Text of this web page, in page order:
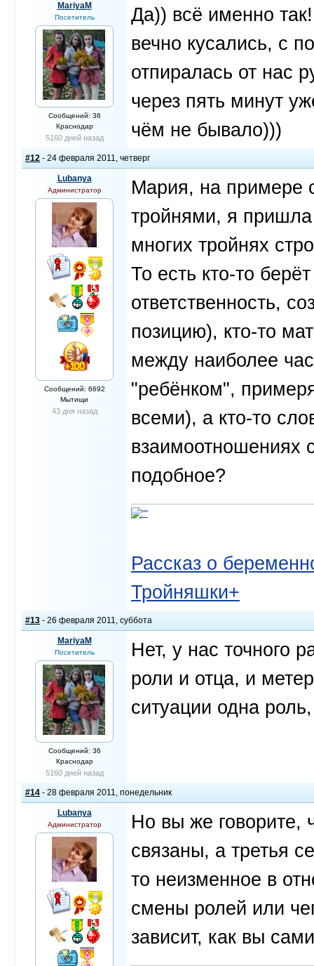
MariyaM
Посетитель
Сообщений: 36
Краснодар
5160 дней назад
Да)) всё именно
вечно кусались, с
отпиралась от нас
через пять минут
чём не бывало)))
#12 - 24 февраля 2011, четверг
Lubanya
Администратор
Сообщений: 6692
Мытищи
43 дня назад
Мария, на примере
тройнями, я
многих тройнях
То есть кто-то
ответственность,
позицию), кто-то
между наиболее
"ребёнком",
всеми), а кто-то
взаимоотношениях
подобное?
Рассказ о
Тройняшки+
#13 - 26 февраля 2011, суббота
MariyaM
Посетитель
Сообщений: 36
Краснодар
5160 дней назад
Нет, у нас точного
роли и отца, и
ситуации одна
#14 - 28 февраля 2011, понедельник
Lubanya
Администратор
Но вы же говорите,
связаны, а третья
то неизменное в
смены ролей или
зависит, как вы